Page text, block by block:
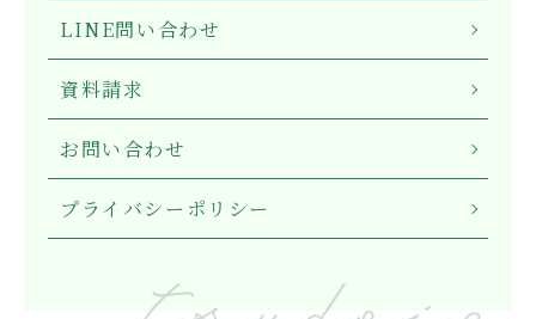
LINE問い合わせ
資料請求
お問い合わせ
プライバシーポリシー